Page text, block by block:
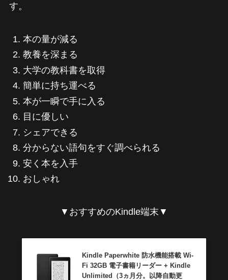
す。
本の量が減る
教養を深まる
大学の教科書を取得
簡単に持ち運べる
本が一瞬で手に入る
目に優しい
シェアできる
分からない語句をすぐ調べられる
安く本を入手
おしゃれ
▼おすすめのKindle端末▼
Kindle Paperwhite 防水機能搭載 Wi-
Fi 32GB 電子書籍リーダー + Kindle
Unlimited（3ヵ月分。以降自動更